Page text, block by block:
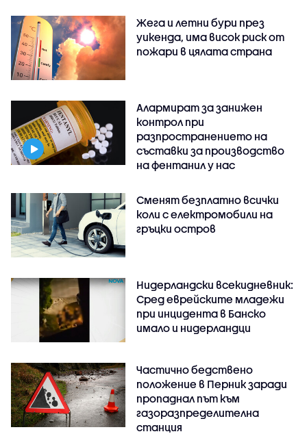
Жега и летни бури през
уикенда, има висок риск от
пожари в цялата страна
Алармират за занижен
контрол при
разпространението на
съставки за производство
на фентанил у нас
Сменят безплатно всички
коли с електромобили на
гръцки остров
Нидерландски всекидневник:
Сред еврейските младежи
при инцидента в Банско
имало и нидерландци
Частично бедствено
положение в Перник заради
пропаднал път към
газоразпределителна
станция